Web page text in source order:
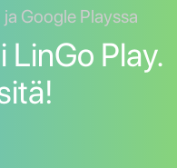
Google Playssa
LinGo Play.